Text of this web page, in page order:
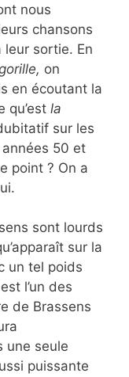
nous
chansons
sortie. En
on
en écoutant la
qu’est la
sur les
50 et
point ? On a
sont lourds
sur la
un tel poids
est l’un des
de Brassens
une seule
puissante